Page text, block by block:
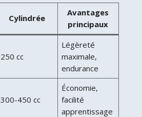
Cylindrée
Avantages
principaux
250 cc
Légèreté
maximale,
endurance
300-450 cc
Économie,
facilité
apprentissage